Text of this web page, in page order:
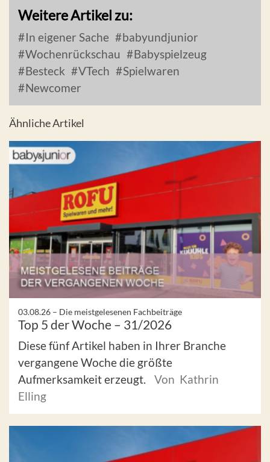
Weitere Artikel zu:
In eigener Sache
babyundjunior
Wochenrückschau
Babyspielzeug
Besteck
VTech
Spielwaren
Newcomer
Ähnliche Artikel
03.08.26 – Die meistgelesenen Fachbeiträge
Top 5 der Woche – 31/2026
Diese fünf Artikel haben in Ihrer Branche
vergangene Woche die größte
Aufmerksamkeit erzeugt.
Von Kathrin
Elling